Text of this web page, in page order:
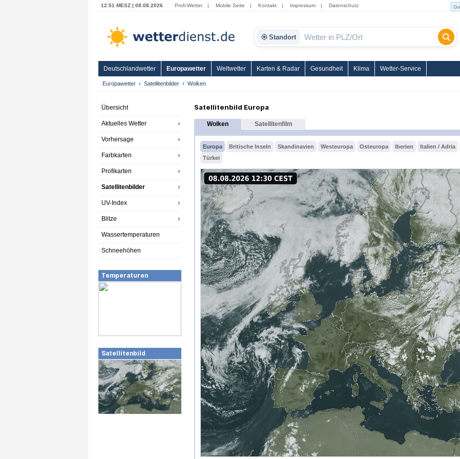
12:51 MESZ | 08.08.2026 Profi-Wetter | Mobile Seite | Kontakt | Impressum | Datenschutz
Standort
Deutschlandwetter Europawetter Weltwetter Karten & Radar Gesundheit Klima Wetter-Service
Europawetter Satellitenbilder Wolken
Übersicht
Aktuelles Wetter
Vorhersage
Farbkarten
Profikarten
Satellitenbilder
UV-Index
Blitze
Wassertemperaturen
Schneehöhen
Temperaturen
Satellitenbild
Satellitenbild Europa
Wolken Satellitenfilm
Europa Britische Inseln Skandinavien Westeuropa Osteuropa Iberien Italien / Adria
Türkei